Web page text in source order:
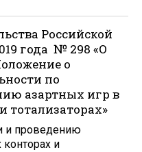
Российской
года № 298 «О
о
по
азартных игр в
тотализаторах»
и проведению
и